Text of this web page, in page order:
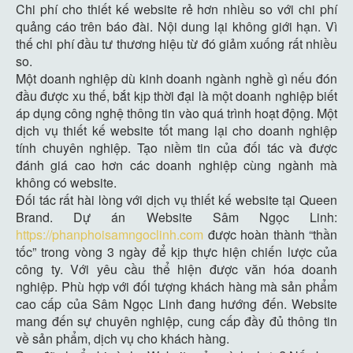
Chi phí cho thiết kế website rẻ hơn nhiều so với chi phí
quảng cáo trên báo đài. Nội dung lại không giới hạn. Vì
thế chi phí đầu tư thương hiệu từ đó giảm xuống rất nhiều
so.
Một doanh nghiệp dù kinh doanh ngành nghề gì nếu đón
đầu được xu thế, bắt kịp thời đại là một doanh nghiệp biết
áp dụng công nghệ thông tin vào quá trình hoạt động. Một
dịch vụ thiết kế website tốt mang lại cho doanh nghiệp
tính chuyên nghiệp. Tạo niềm tin của đối tác và được
đánh giá cao hơn các doanh nghiệp cùng ngành mà
không có website.
Đối tác rất hài lòng với dịch vụ thiết kế website tại Queen
Brand. Dự án Website Sâm Ngọc Linh:
https://phanphoisamngoclinh.com được hoàn thành “thần
tốc” trong vòng 3 ngày để kịp thực hiện chiến lược của
công ty. Với yêu cầu thể hiện được văn hóa doanh
nghiệp. Phù hợp với đối tượng khách hàng mà sản phẩm
cao cấp của Sâm Ngọc Linh đang hướng đến. Website
mang đến sự chuyên nghiệp, cung cấp đầy đủ thông tin
về sản phẩm, dịch vụ cho khách hàng.